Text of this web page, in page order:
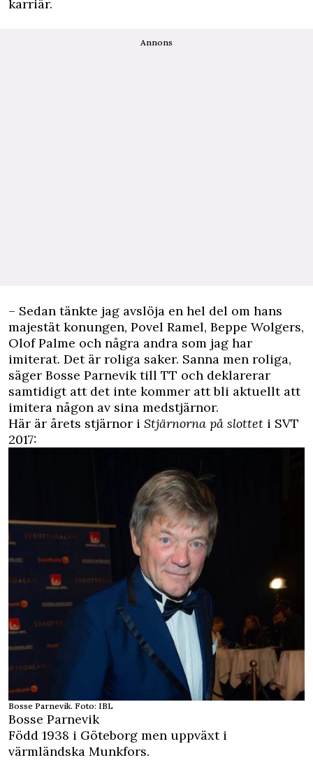
karriär.
Annons
– Sedan tänkte jag avslöja en hel del om hans
majestät konungen, Povel Ramel, Beppe Wolgers,
Olof Palme och några andra som jag har
imiterat. Det är roliga saker. Sanna men roliga,
säger Bosse Parnevik till TT och deklarerar
samtidigt att det inte kommer att bli aktuellt att
imitera någon av sina medstjärnor.
Här är årets stjärnor i Stjärnorna på slottet i SVT
2017:
Bosse Parnevik. Foto: IBL
Bosse Parnevik
Född 1938 i Göteborg men uppväxt i
värmländska Munkfors.